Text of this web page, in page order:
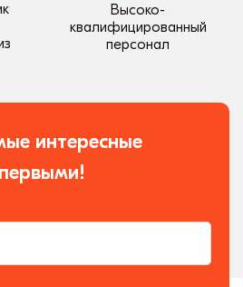
Высоко-
квалифицированный
персонал
интересные